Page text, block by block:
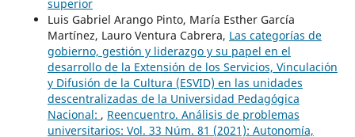
superior
Luis Gabriel Arango Pinto, María Esther García
Martínez, Lauro Ventura Cabrera, Las categorías de
gobierno, gestión y liderazgo y su papel en el
desarrollo de la Extensión de los Servicios, Vinculación
y Difusión de la Cultura (ESVID) en las unidades
descentralizadas de la Universidad Pedagógica
Nacional: , Reencuentro. Análisis de problemas
universitarios: Vol. 33 Núm. 81 (2021): Autonomía,